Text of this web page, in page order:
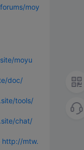
moy
moyu
doc/
tools/
chat/
http://mtw.